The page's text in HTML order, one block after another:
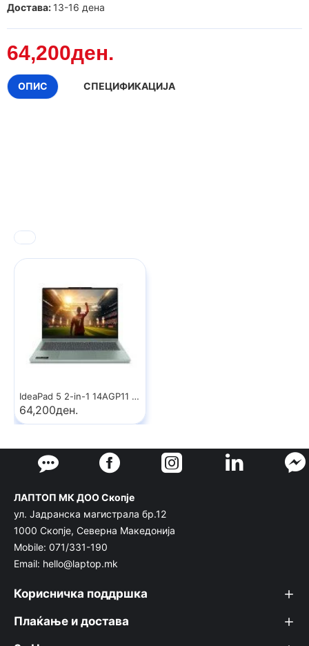
64,200ден.
Достава: 13-16 дена
ОПИС СПЕЦИФИКАЦИЈА
IdeaPad 5 2-in-1 14AGP11 Copilot+ PC
64,200ден.
ЛАПТОП МК ДОО Скопје
ул. Јадранска магистрала бр.12
1000 Скопје, Северна Македонија
Mobile: 071/331-190
Email: hello@laptop.mk
Корисничка поддршка
Плаќање и достава